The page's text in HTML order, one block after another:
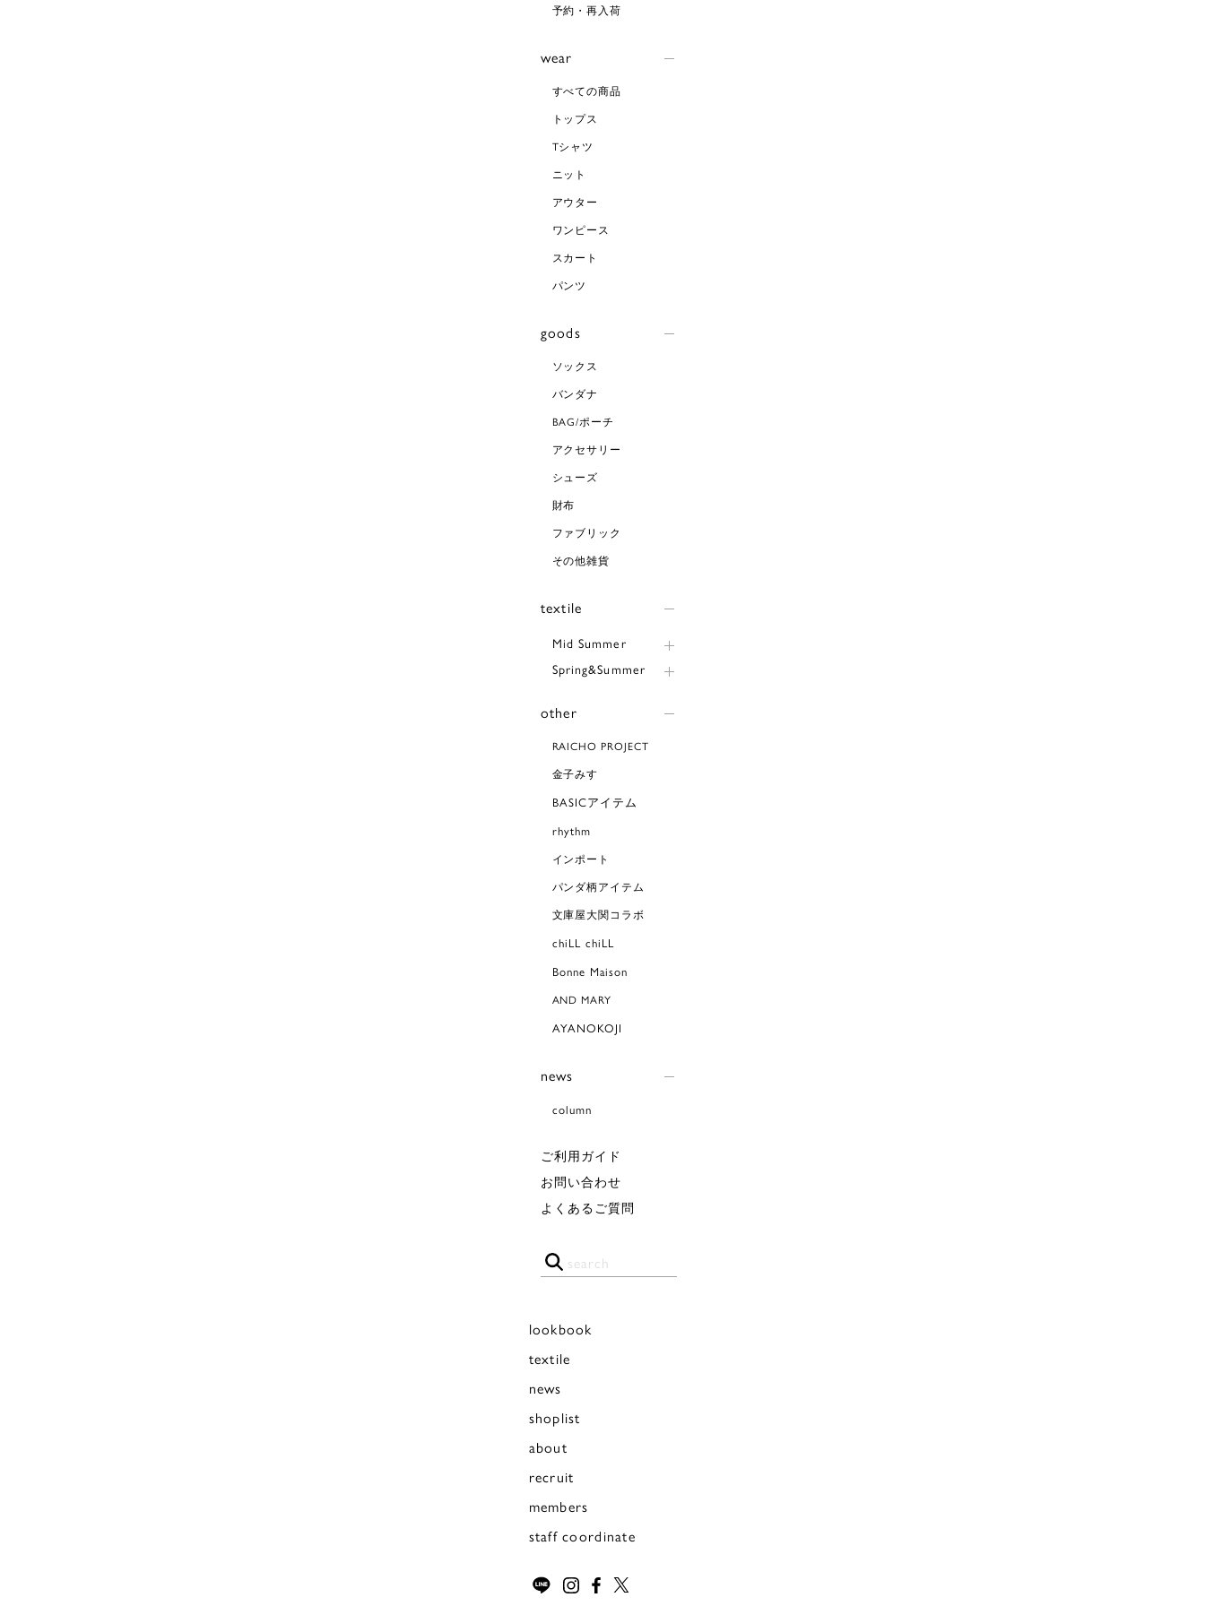
予約・再入荷
wear
すべての商品
トップス
Tシャツ
ニット
アウター
ワンピース
スカート
パンツ
goods
ソックス
バンダナ
BAG/ポーチ
アクセサリー
シューズ
財布
ファブリック
その他雑貨
textile
Mid Summer
Spring&Summer
other
RAICHO PROJECT
金子みすゞ
BASICアイテム
rhythm
インポート
パンダ柄アイテム
文庫屋大関コラボ
chiLL chiLL
Bonne Maison
AND MARY
AYANOKOJI
news
column
ご利用ガイド
お問い合わせ
よくあるご質問
lookbook
textile
news
shoplist
about
recruit
members
staff coordinate